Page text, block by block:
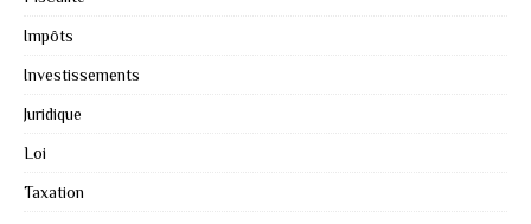
Impôts
Investissements
Juridique
Loi
Taxation